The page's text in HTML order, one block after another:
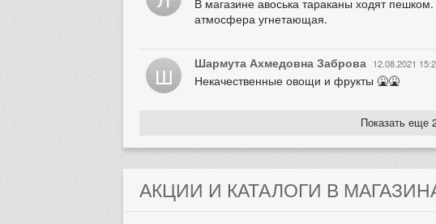
атмосфера угнетающая.
Ш Шармута Ахмедовна Заброва 12.08.2021
Некачественные овощи и фрукты 🤮🤮
Показать еще
АКЦИИ И КАТАЛОГИ В